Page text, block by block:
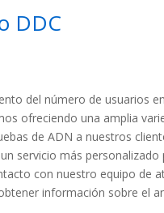
DDC
del número de usuarios en
ofreciendo una amplia
de ADN a nuestros
servicio más personalizado
con nuestro equipo de
información sobre el